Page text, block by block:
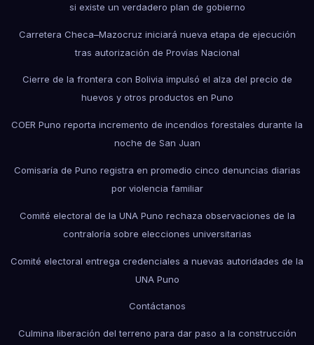
si existe un verdadero plan de gobierno
Carretera Checa–Mazocruz iniciará nueva etapa de ejecución
tras autorización de Provías Nacional
Cierre de la frontera con Bolivia impulsó el alza del precio de
huevos y otros productos en Puno
COER Puno reporta incremento de incendios forestales durante la
noche de San Juan
Comisaría de Puno registra en promedio cinco denuncias diarias
por violencia familiar
Comité electoral de la UNA Puno rechaza observaciones de la
contraloría sobre elecciones universitarias
Comité electoral entrega credenciales a nuevas autoridades de la
UNA Puno
Contáctanos
Culmina liberación del terreno para dar paso a la construcción